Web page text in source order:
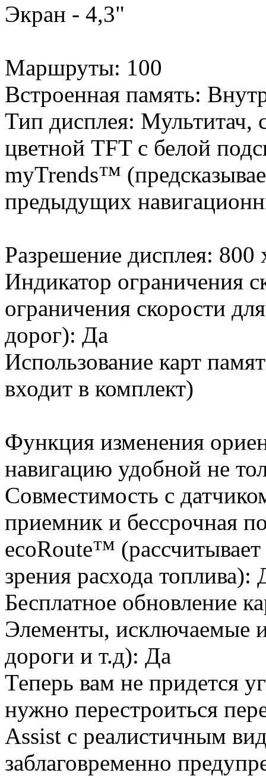
Экран - 4,3"
Маршруты: 100
Встроенная память:
Тип дисплея: Мультитач,
цветной TFT с белой
myTrends™
предыдущих
Разрешение дисплея: 800
Индикатор ограничения
ограничения скорости
дорог): Да
Использование карт
входит в комплект)
Функция изменения
навигацию удобной не
Совместимость с
приемник и бессрочная
ecoRoute™
зрения расхода топлива):
Бесплатное обновление
Элементы, исключаемые
дороги и т.д): Да
Теперь вам не придется
нужно перестроиться
Assist с реалистичным
заблаговременно